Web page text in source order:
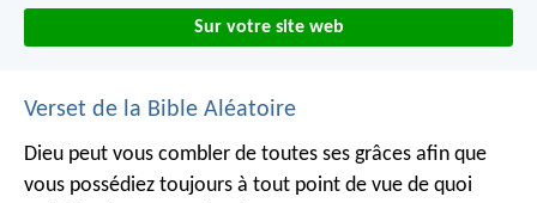
Sur votre site web
Verset de la Bible Aléatoire
Dieu peut vous combler de toutes ses grâces afin que
vous possédiez toujours à tout point de vue de quoi